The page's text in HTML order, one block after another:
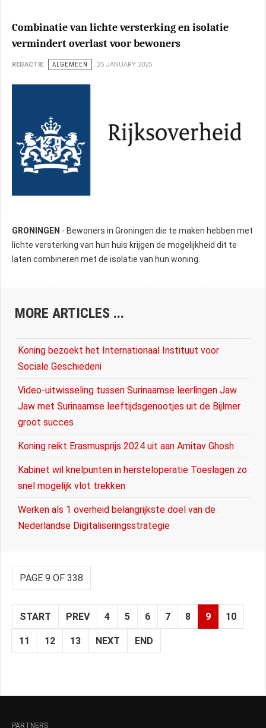
Combinatie van lichte versterking en isolatie
vermindert overlast voor bewoners
REDACTIE ALGEMEEN 25 JANUARY 2025
GRONINGEN - Bewoners in Groningen die te maken hebben met
lichte versterking van hun huis krijgen de mogelijkheid dit te
laten combineren met de isolatie van hun woning.
MORE ARTICLES ...
Koning bezoekt het Internationaal Instituut voor
Sociale Geschiedeni
Video-uitwisseling tussen Surinaamse leerlingen Jaw
Jaw met Surinaamse leeftijdsgenootjes uit de Bijlmer
groot succes
Koning reikt Erasmusprijs 2024 uit aan Amitav Ghosh
Kabinet wil knelpunten in hersteloperatie Toeslagen zo
snel mogelijk vlot trekken
Werken als 1 overheid belangrijkste doel van de
Nederlandse Digitaliseringsstrategie
PAGE 9 OF 338
START PREV 4 5 6 7 8 9 10
11 12 13 NEXT END
PARTNERS